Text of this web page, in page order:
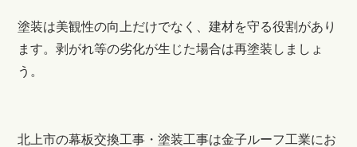
塗装は美観性の向上だけでなく、建材を守る役割があり
ます。剥がれ等の劣化が生じた場合は再塗装しましょ
う。
北上市の幕板交換工事・塗装工事は金子ルーフ工業にお